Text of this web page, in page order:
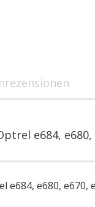
e684, e680,
e680, e670,